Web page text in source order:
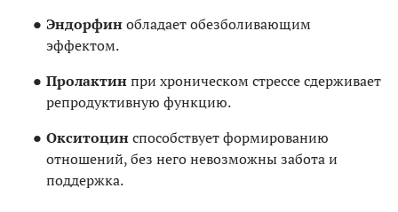
Эндорфинобладает обезболивающим
эффектом.
Пролактинпри хроническом стрессе сдерживает
репродуктивную функцию.
Окситоцинспособствует формированию
отношений, без него невозможны забота и
поддержка.